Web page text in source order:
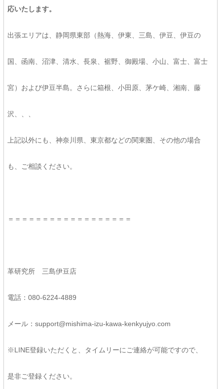
応いたします。
出張エリアは、静岡県東部（熱海、伊東、三島、伊豆、伊豆の
国、函南、沼津、清水、長泉、裾野、御殿場、小山、富士、富士
宮）および伊豆半島。さらに箱根、小田原、茅ケ崎、湘南、藤
沢、、、
上記以外にも、神奈川県、東京都などの関東圏、その他の場合
も、ご相談ください。
＝＝＝＝＝＝＝＝＝＝＝＝＝＝＝＝＝＝
革研究所 三島伊豆店
電話：080-6224-4889
メール：support@mishima-izu-kawa-kenkyujyo.com
※LINE登録いただくと、タイムリーにご連絡が可能ですので、
是非ご登録ください。